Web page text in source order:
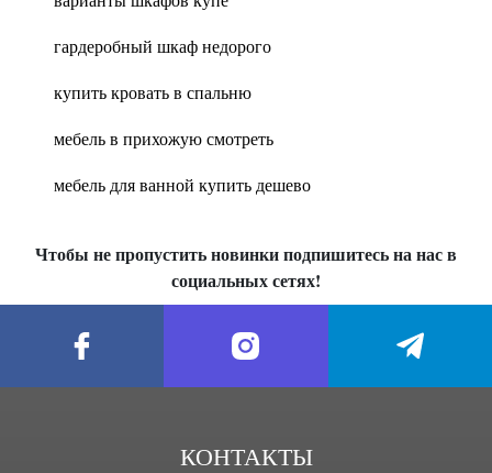
гардеробный шкаф недорого
купить кровать в спальню
мебель в прихожую смотреть
мебель для ванной купить дешево
Чтобы не пропустить новинки подпишитесь на нас в
социальных сетях!
КОНТАКТЫ